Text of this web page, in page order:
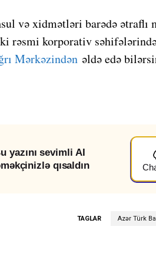
və xidmətləri barədə ətraflı
rəsmi korporativ
Mərkəzindən əldə edə
yazını sevimli AI
qısaldın
TAGLAR Azər Türk